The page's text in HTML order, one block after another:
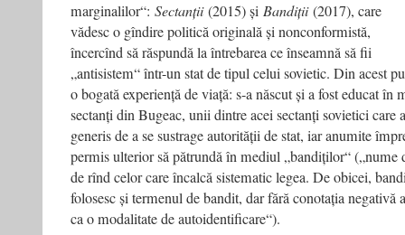
marginalilor“: Sectanții(2015) și Bandiții(2017), care
vădesc o gîndire politică originală și nonconformistă,
încercînd să răspundă la întrebarea ce înseamnă să fii
„antisistem“ într-un stat de tipul celui sovietic. Din acest
o bogată experiență de viață: s-a născut și a fost educat
sectanți din Bugeac, unii dintre acei sectanți sovietici care
generis de a se sustrage autorității de stat, iar anumite
permis ulterior să pătrundă în mediul „bandiților“ („nume
de rînd celor care încalcă sistematic legea. De obicei,
folosesc și termenul de bandit, dar fără conotația negativă
ca o modalitate de autoidentificare“).